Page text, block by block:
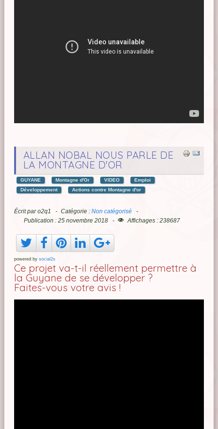
ALLAN NOBAL NOUS PARLE DE
LA MONTAGNE D'OR
GUYANE Montagne d'Or VIDEO
Emploi
Développement
Actions contre Montagne d'or
Écrit paro2q1 Catégorie : Non catégorisé
Publication : 25 novembre 2018
Affichages : 238687
powered by social2s
Ce projet va-t-il réellement permettre à
la Guyane de se développer ?
Faites-vous votre avis !